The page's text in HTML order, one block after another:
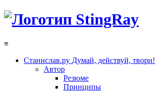
≡
Станислав.ру Думай, действуй, твори!
Автор
Резюме
Принципы